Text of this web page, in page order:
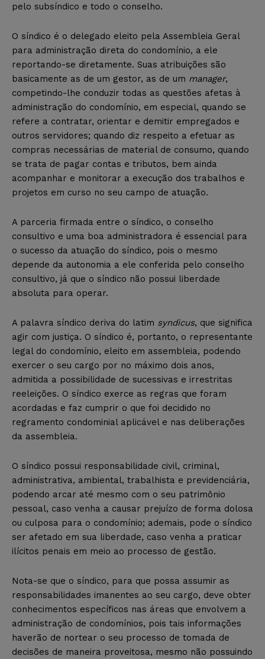
pelo subsíndico e todo o conselho.
O síndico é o delegado eleito pela Assembleia Geral
para administração direta do condomínio, a ele
reportando-se diretamente. Suas atribuições são
basicamente as de um gestor, as de um manager,
competindo-lhe conduzir todas as questões afetas à
administração do condomínio, em especial, quando se
refere a contratar, orientar e demitir empregados e
outros servidores; quando diz respeito a efetuar as
compras necessárias de material de consumo, quando
se trata de pagar contas e tributos, bem ainda
acompanhar e monitorar a execução dos trabalhos e
projetos em curso no seu campo de atuação.
A parceria firmada entre o síndico, o conselho
consultivo e uma boa administradora é essencial para
o sucesso da atuação do síndico, pois o mesmo
depende da autonomia a ele conferida pelo conselho
consultivo, já que o síndico não possui liberdade
absoluta para operar.
A palavra síndico deriva do latim syndicus, que significa
agir com justiça. O síndico é, portanto, o representante
legal do condomínio, eleito em assembleia, podendo
exercer o seu cargo por no máximo dois anos,
admitida a possibilidade de sucessivas e irrestritas
reeleições. O síndico exerce as regras que foram
acordadas e faz cumprir o que foi decidido no
regramento condominial aplicável e nas deliberações
da assembleia.
O síndico possui responsabilidade civil, criminal,
administrativa, ambiental, trabalhista e previdenciária,
podendo arcar até mesmo com o seu patrimônio
pessoal, caso venha a causar prejuízo de forma dolosa
ou culposa para o condomínio; ademais, pode o síndico
ser afetado em sua liberdade, caso venha a praticar
ilícitos penais em meio ao processo de gestão.
Nota-se que o síndico, para que possa assumir as
responsabilidades imanentes ao seu cargo, deve obter
conhecimentos específicos nas áreas que envolvem a
administração de condomínios, pois tais informações
haverão de nortear o seu processo de tomada de
decisões de maneira proveitosa, mesmo não possuindo